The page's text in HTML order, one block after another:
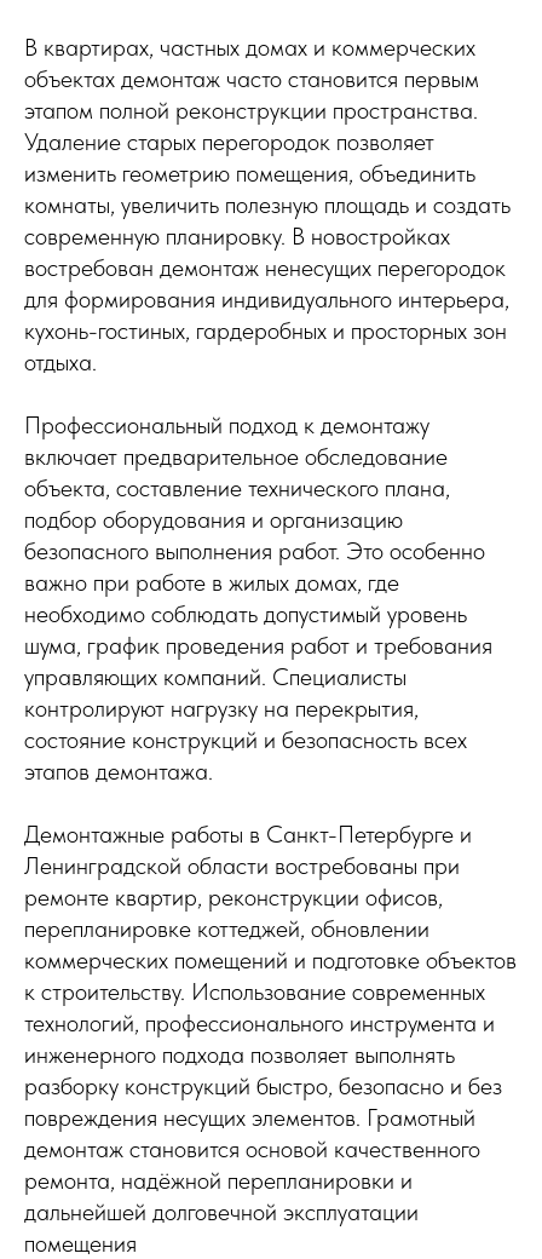
В квартирах, частных домах и коммерческих
объектах демонтаж часто становится первым
этапом полной реконструкции пространства.
Удаление старых перегородок позволяет
изменить геометрию помещения, объединить
комнаты, увеличить полезную площадь и создать
современную планировку. В новостройках
востребован демонтаж ненесущих перегородок
для формирования индивидуального интерьера,
кухонь-гостиных, гардеробных и просторных зон
отдыха.
Профессиональный подход к демонтажу
включает предварительное обследование
объекта, составление технического плана,
подбор оборудования и организацию
безопасного выполнения работ. Это особенно
важно при работе в жилых домах, где
необходимо соблюдать допустимый уровень
шума, график проведения работ и требования
управляющих компаний. Специалисты
контролируют нагрузку на перекрытия,
состояние конструкций и безопасность всех
этапов демонтажа.
Демонтажные работы в Санкт-Петербурге и
Ленинградской области востребованы при
ремонте квартир, реконструкции офисов,
перепланировке коттеджей, обновлении
коммерческих помещений и подготовке объектов
к строительству. Использование современных
технологий, профессионального инструмента и
инженерного подхода позволяет выполнять
разборку конструкций быстро, безопасно и без
повреждения несущих элементов. Грамотный
демонтаж становится основой качественного
ремонта, надёжной перепланировки и
дальнейшей долговечной эксплуатации
помещения